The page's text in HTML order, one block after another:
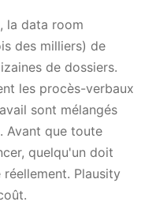
la data room
des milliers) de
de dossiers.
les procès-verbaux
sont mélangés
Avant que toute
quelqu'un doit
Plausity